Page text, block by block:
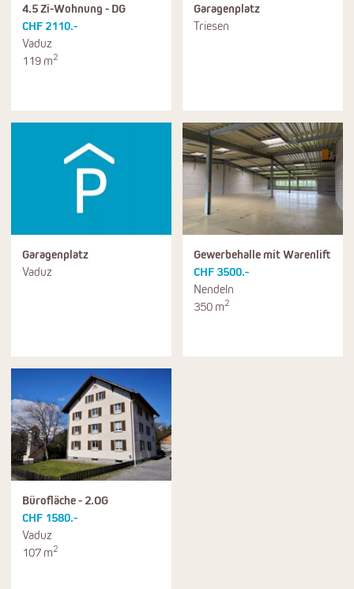
4.5 Zi-Wohnung - DG
CHF 2110.-
Vaduz
119 m2
Garagenplatz
Triesen
Garagenplatz
Vaduz
Gewerbehalle mit Warenlift
CHF 3500.-
Nendeln
350 m2
Bürofläche - 2.OG
CHF 1580.-
Vaduz
107 m2